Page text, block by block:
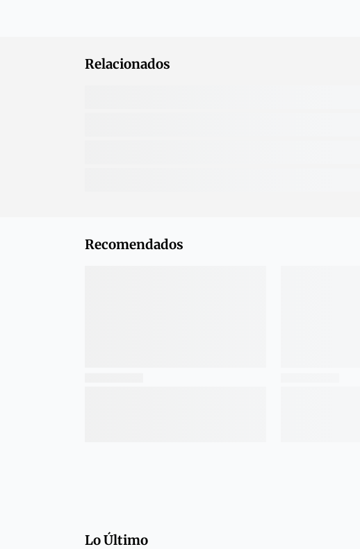
Relacionados
Recomendados
Lo Último